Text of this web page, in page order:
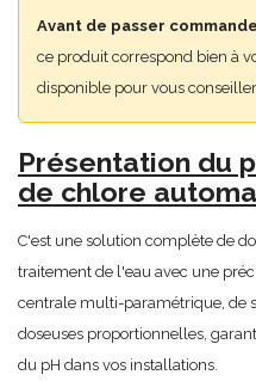
Avant de passer commande
ce produit correspond bien à
disponible pour vous
Présentation du
de chlore
C'est une solution complète de
traitement de l'eau avec une
centrale multi-paramétrique, de
doseuses proportionnelles,
du pH dans vos installations.